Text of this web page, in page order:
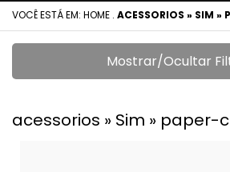
VOCÊ ESTÁ EM: HOME . ACESSORIOS » SIM »
Mostrar/Ocultar
acessorios » Sim » paper-